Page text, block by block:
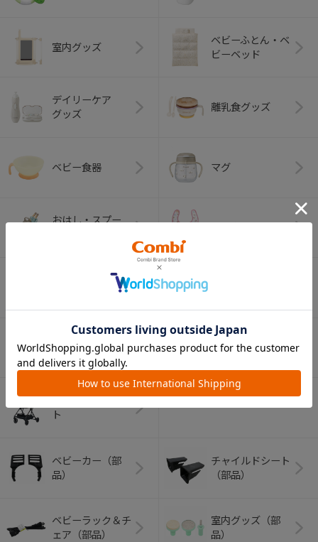
室内グッズ
ベビーふとん・ベ
ビーベッド
デイリーケア
グッズ
離乳食グッズ
ベビー食器 マグ
おはし・スプー
（お口のケア）
（ヘルメット）
ペット用品
ショッピングカー
ト
ベビーカー（部
品）
チャイルドシート
（部品）
ベビーラック＆チ
ェア（部品）
室内グッズ（部
品）